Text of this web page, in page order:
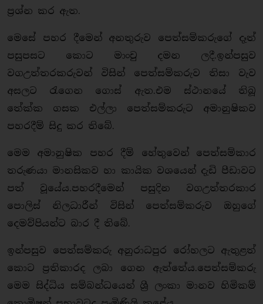
ප්‍රශ්න කර ඇත.
මෙසේ පහර දීමෙන් අනතුරුව පෙත්සම්කරුගේ දෑත්
පසුපසට කොට මාංචු දමන ලදී.ඉන්පසුව
වගඋත්තරකරුවන් විසින් පෙත්සම්කරුව තිසා වැව
අසලට රැගෙන ගොස් ඇත.එම ස්ථානයේ තිබූ
තේක්ක ගසක එල්ලා පෙත්සම්කරුට අමානුෂිකව
පහරදීම් සිදු කර තිබේ.
මෙම අමානුෂික පහර දීම් හේතුවෙන් පෙත්සම්කාර
තරුණයා මානසිකව හා කායික වශයෙන් දැඩි පීඩාවට
පත් වූයේය.පහරදීමෙන් පසුදින වගඋත්තරකාර
පොලිස් නිලධාරීන් විසින් පෙත්සම්කරුව ඔහුගේ
දෙමව්පියන්ට බාර දී තිබේ.
ඉන්පසුව පෙත්සම්කරු අනුරාධපුර රෝහලට ඇතුළත්
කොට ප්‍රතිකාරද ලබා ගෙන ඇත්තේය.පෙත්සම්කරු
මෙම සිද්ධිය සම්බන්ධයෙන් ශ්‍රී ලංකා මානව හිමිකම්